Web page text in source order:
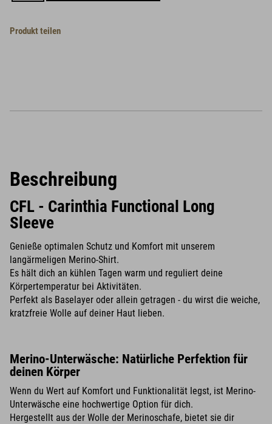
Produkt teilen
Beschreibung
CFL - Carinthia Functional Long
Sleeve
Genieße optimalen Schutz und Komfort mit unserem
langärmeligen Merino-Shirt.
Es hält dich an kühlen Tagen warm und reguliert deine
Körpertemperatur bei Aktivitäten.
Perfekt als Baselayer oder allein getragen - du wirst die weiche,
kratzfreie Wolle auf deiner Haut lieben.
Merino-Unterwäsche: Natürliche Perfektion für
deinen Körper
Wenn du Wert auf Komfort und Funktionalität legst, ist Merino-
Unterwäsche eine hochwertige Option für dich.
Hergestellt aus der Wolle der Merinoschafe, bietet sie dir